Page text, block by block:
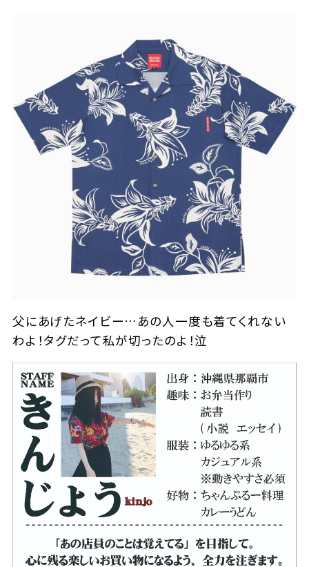
父にあげたネイビー…あの人一度も着てくれない
わよ！タグだって私が切ったのよ！泣